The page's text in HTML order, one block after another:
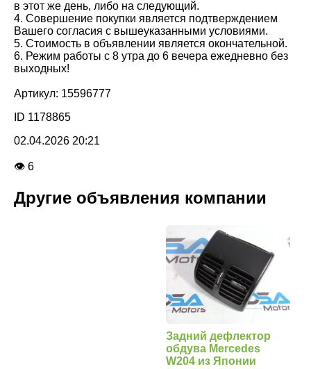
в этот же день, либо на следующий.
4. Совершение покупки является подтверждением
Вашего согласия с вышеуказанными условиями.
5. Стоимость в объявлении является окончательной.
6. Режим работы с 8 утра до 6 вечера ежедневно без
выходных!
Артикул: 15596777
ID 1178865
02.04.2026 20:21
👁 6
Другие объявления компании
Задний дефлектор
обдува Mercedes
W204 из Японии